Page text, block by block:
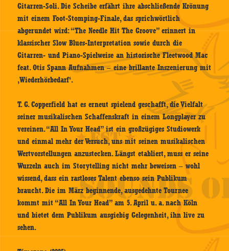
Gitarren-Soli. Die Scheibe erfährt ihre abschließende Krönung
mit einem Foot-Stomping-Finale, das sprichwörtlich
abgerundet wird: “The Needle Hit The Groove” erinnert in
klassischer Slow Blues-Interpretation sowie durch die
Gitarren- und Piano-Spielweise an historische Fleetwood Mac
feat. Otis Spann Aufnahmen – eine brillante Inszenierung mit
‚Wiederhörbedarf‘.
T. G. Copperfield hat es erneut spielend geschafft, die Vielfalt
seiner musikalischen Schaffenskraft in einem Longplayer zu
vereinen. “All In Your Head” ist ein großzügiges Studiowerk
und einmal mehr der Versuch, uns mit seinen musikalischen
Wertvorstellungen anzustecken. Längst etabliert, muss er seine
Wurzeln auch im Storytelling nicht mehr beweisen – wohl
wissend, dass ein rastloses Talent ebenso sein Publikum
braucht. Die im März beginnende, ausgedehnte Tournee
kommt mit “All In Your Head” am 5. April u. a. nach Köln
und bietet dem Publikum ausgiebig Gelegenheit, ihn live zu
sehen.